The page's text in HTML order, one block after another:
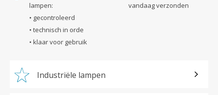
lampen:
• gecontroleerd
• technisch in orde
• klaar voor gebruik
vandaag verzonden
Industriële lampen